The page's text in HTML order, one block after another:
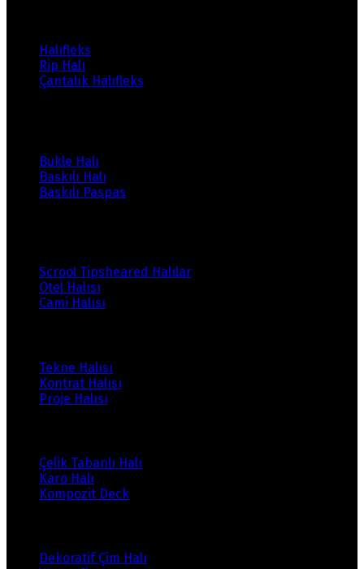
Halıfleks
Rip Halı
Çantalık Halıfleks
Bukle Halı
Baskılı Halı
Baskılı Paspas
Scrool Tipsheared Halılar
Otel Halısı
Cami Halısı
Tekne Halısı
Kontrat Halısı
Proje Halısı
Çelik Tabanlı Halı
Karo Halı
Kompozit Deck
Dekoratif Çim Halı